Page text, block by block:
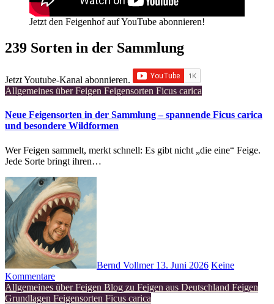
Jetzt den Feigenhof auf YouTube abonnieren!
239 Sorten in der Sammlung
Jetzt Youtube-Kanal abonnieren.
Allgemeines über Feigen Feigensorten Ficus carica
Neue Feigensorten in der Sammlung – spannende Ficus carica
und besondere Wildformen
Wer Feigen sammelt, merkt schnell: Es gibt nicht „die eine“ Feige.
Jede Sorte bringt ihren…
Bernd Vollmer 13. Juni 2026 Keine
Kommentare
Allgemeines über Feigen Blog zu Feigen aus Deutschland Feigen
Grundlagen Feigensorten Ficus carica